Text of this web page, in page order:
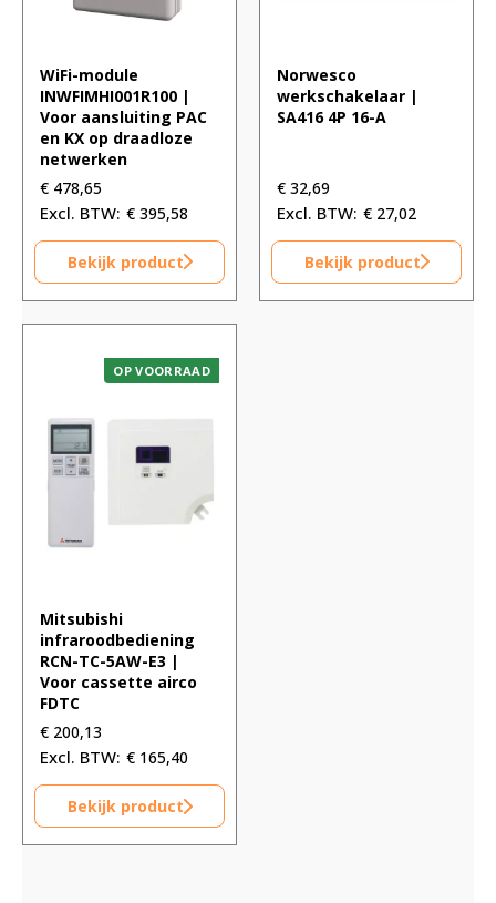
WiFi-module
INWFIMHI001R100 |
Voor aansluiting PAC
en KX op draadloze
netwerken
€ 478,65
€ 395,58
Bekijk product
Norwesco
werkschakelaar |
SA416 4P 16-A
€ 32,69
€ 27,02
Bekijk product
OP VOORRAAD
Mitsubishi
infraroodbediening
RCN-TC-5AW-E3 |
Voor cassette airco
FDTC
€ 200,13
€ 165,40
Bekijk product